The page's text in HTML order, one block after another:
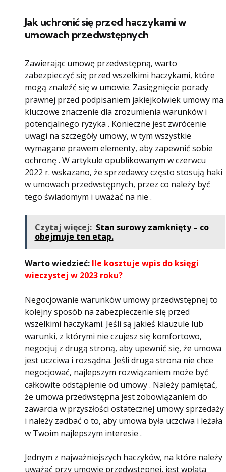
Jak uchronić się przed haczykami w
umowach przedwstępnych
Zawierając umowę przedwstępną, warto
zabezpieczyć się przed wszelkimi haczykami, które
mogą znaleźć się w umowie. Zasięgnięcie porady
prawnej przed podpisaniem jakiejkolwiek umowy ma
kluczowe znaczenie dla zrozumienia warunków i
potencjalnego ryzyka . Konieczne jest zwrócenie
uwagi na szczegóły umowy, w tym wszystkie
wymagane prawem elementy, aby zapewnić sobie
ochronę . W artykule opublikowanym w czerwcu
2022 r. wskazano, że sprzedawcy często stosują haki
w umowach przedwstępnych, przez co należy być
tego świadomym i uważać na nie .
Czytaj więcej: Stan surowy zamknięty – co
obejmuje ten etap.
Warto wiedzieć: Ile kosztuje wpis do księgi
wieczystej w 2023 roku?
Negocjowanie warunków umowy przedwstępnej to
kolejny sposób na zabezpieczenie się przed
wszelkimi haczykami. Jeśli są jakieś klauzule lub
warunki, z którymi nie czujesz się komfortowo,
negocjuj z drugą stroną, aby upewnić się, że umowa
jest uczciwa i rozsądna. Jeśli druga strona nie chce
negocjować, najlepszym rozwiązaniem może być
całkowite odstąpienie od umowy . Należy pamiętać,
że umowa przedwstępna jest zobowiązaniem do
zawarcia w przyszłości ostatecznej umowy sprzedaży
i należy zadbać o to, aby umowa była uczciwa i leżała
w Twoim najlepszym interesie .
Jednym z najważniejszych haczyków, na które należy
uważać przy umowie przedwstępnej, jest wpłata